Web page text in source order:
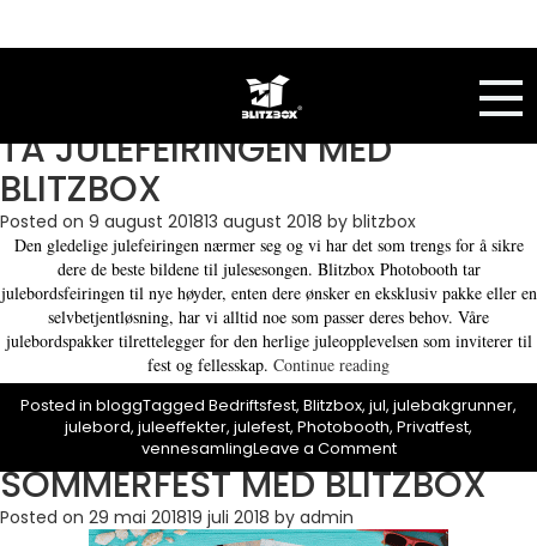
Blitzbox
TA JULEFEIRINGEN MED
BLITZBOX
Posted on 9 august 201813 august 2018 by blitzbox
Den gledelige julefeiringen nærmer seg og vi har det som trengs for å sikre
dere de beste bildene til julesesongen. Blitzbox Photobooth tar
julebordsfeiringen til nye høyder, enten dere ønsker en eksklusiv pakke eller en
selvbetjentløsning, har vi alltid noe som passer deres behov. Våre
julebordspakker tilrettelegger for den herlige juleopplevelsen som inviterer til
fest og fellesskap. Continue reading«TA
JULEFEIRINGEN
MED
BLITZBOX»
Posted in bloggTagged Bedriftsfest, Blitzbox, jul, julebakgrunner,
julebord, juleeffekter, julefest, Photobooth, Privatfest,
vennesamlingLeave a Commenton
TA
JULEFEIRINGEN
BLITZBOX
SOMMERFEST MED BLITZBOX
Posted on 29 mai 201819 juli 2018 by admin